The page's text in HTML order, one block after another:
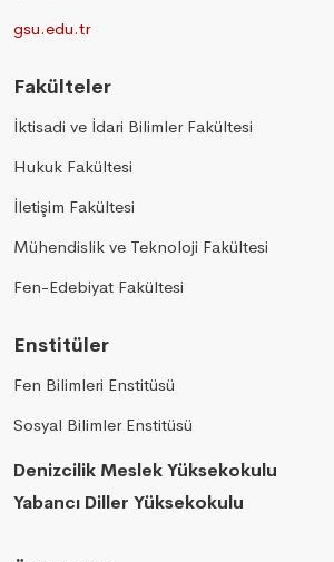
gsu.edu.tr
Fakülteler
İktisadi ve İdari Bilimler Fakültesi
Hukuk Fakültesi
İletişim Fakültesi
Mühendislik ve Teknoloji Fakültesi
Fen-Edebiyat Fakültesi
Enstitüler
Fen Bilimleri Enstitüsü
Sosyal Bilimler Enstitüsü
Denizcilik Meslek Yüksekokulu
Yabancı Diller Yüksekokulu